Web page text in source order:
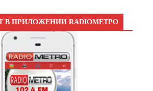
В ПРИЛОЖЕНИИ RADIOМЕТРО